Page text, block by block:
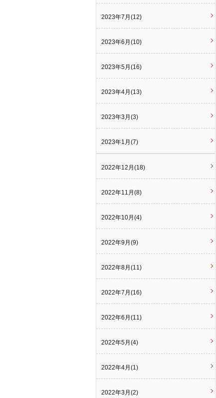
2023年7月(12)
2023年6月(10)
2023年5月(16)
2023年4月(13)
2023年3月(3)
2023年1月(7)
2022年12月(18)
2022年11月(8)
2022年10月(4)
2022年9月(9)
2022年8月(11)
2022年7月(16)
2022年6月(11)
2022年5月(4)
2022年4月(1)
2022年3月(2)